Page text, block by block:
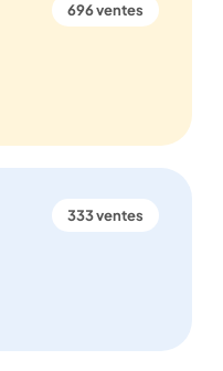
696 ventes
333 ventes